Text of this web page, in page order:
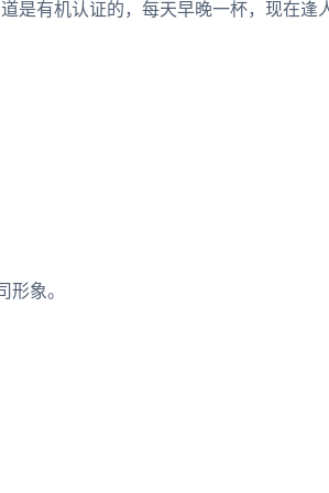
是有机认证的，每天早晚一杯，现在逢
象。